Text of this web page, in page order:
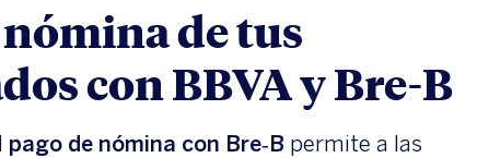
nómina de tus
con BBVA y Bre-B
pago de nómina con Bre‑B permite a las